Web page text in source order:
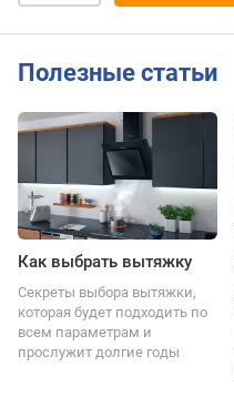
Полезные статьи
Как выбрать вытяжку
Секреты выбора вытяжки,
которая будет подходить по
всем параметрам и
прослужит долгие годы